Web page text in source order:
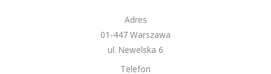
Adres
01-447 Warszawa
ul. Newelska 6
Telefon